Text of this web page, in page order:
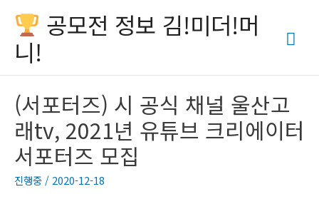
공모전 정보 김!미더!머
니!
(서포터즈) 시 공식 채널 울산고
래tv, 2021년 유튜브 크리에이터
서포터즈 모집
진행중 / 2020-12-18